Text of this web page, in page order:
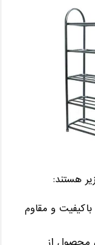
هستند:
و مقاوم